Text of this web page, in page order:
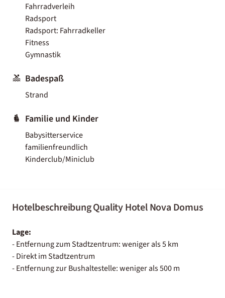
Fahrradverleih
Radsport
Radsport: Fahrradkeller
Fitness
Gymnastik
Badespaß
Strand
Familie und Kinder
Babysitterservice
familienfreundlich
Kinderclub/Miniclub
Hotelbeschreibung Quality Hotel Nova Domus
Lage:
- Entfernung zum Stadtzentrum: weniger als 5 km
- Direkt im Stadtzentrum
- Entfernung zur Bushaltestelle: weniger als 500 m